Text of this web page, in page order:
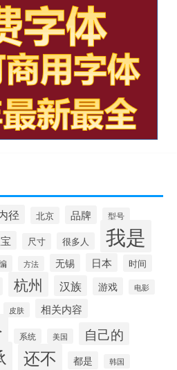
径 北京 品牌 型号
尺寸 很多人 我是
方法 无锡 日本 时间
杭州 汉族 游戏 电影
皮肤 相关内容
系统 美国 自己的
还不 都是 韩国